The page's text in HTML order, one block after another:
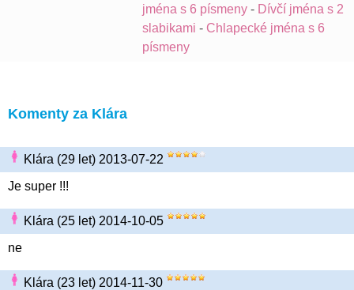
jména s 6 písmeny - Dívčí jména s 2
slabikami - Chlapecké jména s 6
písmeny
Komenty za Klára
Klára (29 let) 2013-07-22
Je super !!!
Klára (25 let) 2014-10-05
ne
Klára (23 let) 2014-11-30